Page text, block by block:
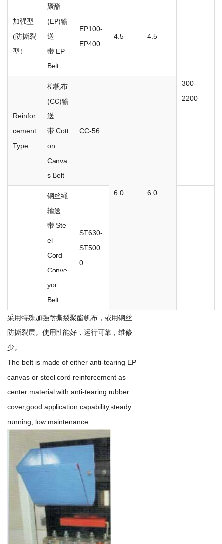
加强型
(防撕裂
型）
聚酯
(EP)输
送
带 EP
Belt
EP100-
EP400
4.5 4.5
300-
2200
Reinfor
cement
Type
棉帆布
(CC)输
送
带 Cott
on
Canva
s Belt
CC-56
6.0 6.0
钢丝绳
输送
带 Ste
el
Cord
Conve
yor
Belt
ST630-
ST500
0
采用特殊加强耐撕裂聚酯帆布，或用钢丝
防撕裂层。使用性能好，运行可靠，维修
少。
The belt is made of either anti-tearing EP
canvas or steel cord reinforcement as
center material with anti-tearing rubber
cover,good application capability,steady
running, low maintenance.